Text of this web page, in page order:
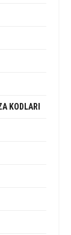
KODLARI